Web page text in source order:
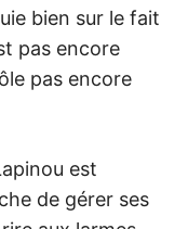
bien sur le fait
pas encore
pas encore
est
de gérer ses